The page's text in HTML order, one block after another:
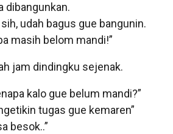
dibangunkan.
udah bagus gue bangunin.
masih belom mandi!”
jam dindingku sejenak.
kalo gue belum mandi?”
tugas gue kemaren”
besok..”